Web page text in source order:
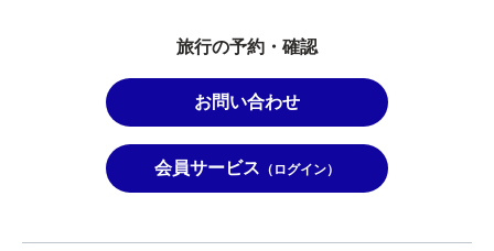
旅行の予約・確認
お問い合わせ
会員サービス （ログイン）